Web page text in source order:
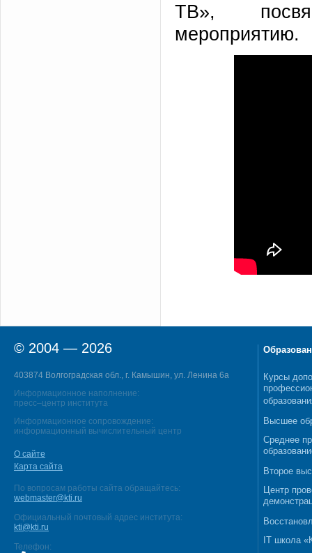
ТВ»,
мероприятию.
© 2004 — 2026
403874 Волгоградская обл., г. Камышин, ул. Ленина 6а
Информационное наполнение:
пресс–центр института
Информационное сопровождение:
информационный вычислительный центр
О сайте
Карта сайта
По вопросам работы сайта обращайтесь:
webmaster@kti.ru
Официальный почтовый адрес института:
kti@kti.ru
Телефон:
Курсы
Высшее
Среднее
Второе
Центр
IT школа